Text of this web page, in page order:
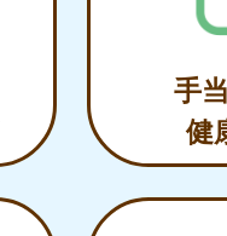
手
健